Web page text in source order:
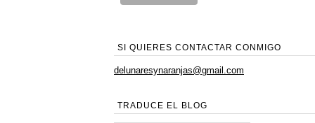
SI QUIERES CONTACTAR CONMIGO
delunaresynaranjas@gmail.com
TRADUCE EL BLOG